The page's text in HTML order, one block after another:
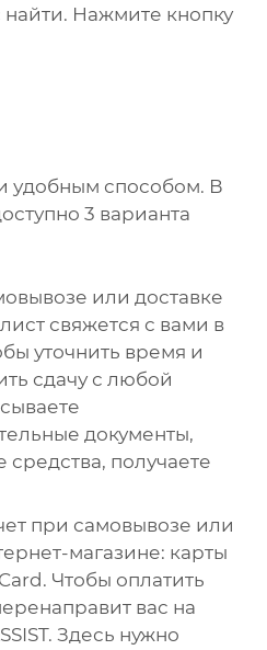
Нажмите кнопку
удобным способом. В
3 варианта
или доставке
свяжется с вами в
уточнить время и
сдачу с любой
документы,
получаете
при самовывозе или
магазине: карты
Чтобы оплатить
вас на
Здесь нужно